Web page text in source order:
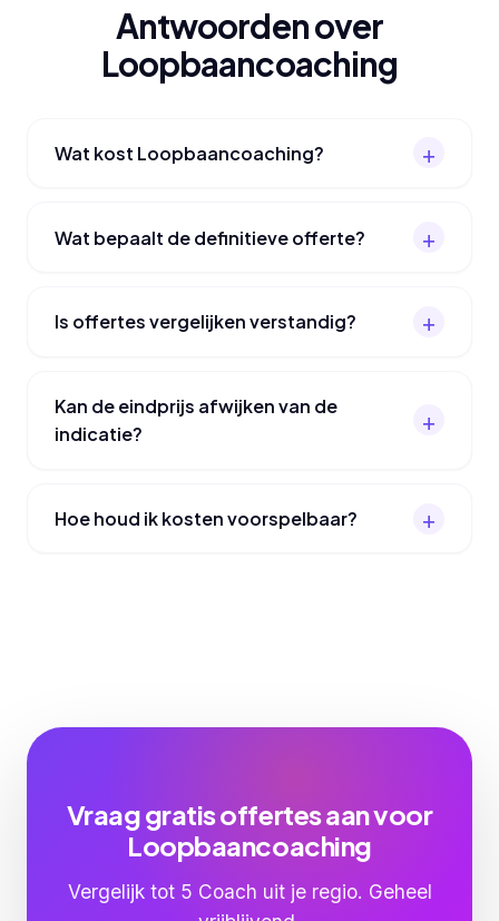
Antwoorden over
Loopbaancoaching
Wat kost Loopbaancoaching?
Wat bepaalt de definitieve offerte?
Is offertes vergelijken verstandig?
Kan de eindprijs afwijken van de
indicatie?
Hoe houd ik kosten voorspelbaar?
Vraag gratis offertes aan voor
Loopbaancoaching
Vergelijk tot 5 Coach uit je regio. Geheel